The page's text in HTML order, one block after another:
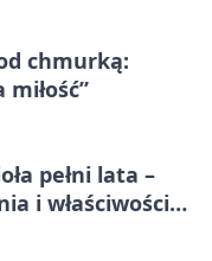
chmurką:
pełni lata –
i właściwości